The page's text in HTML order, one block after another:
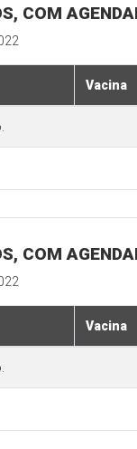
COM
Vacina
COM
Vacina